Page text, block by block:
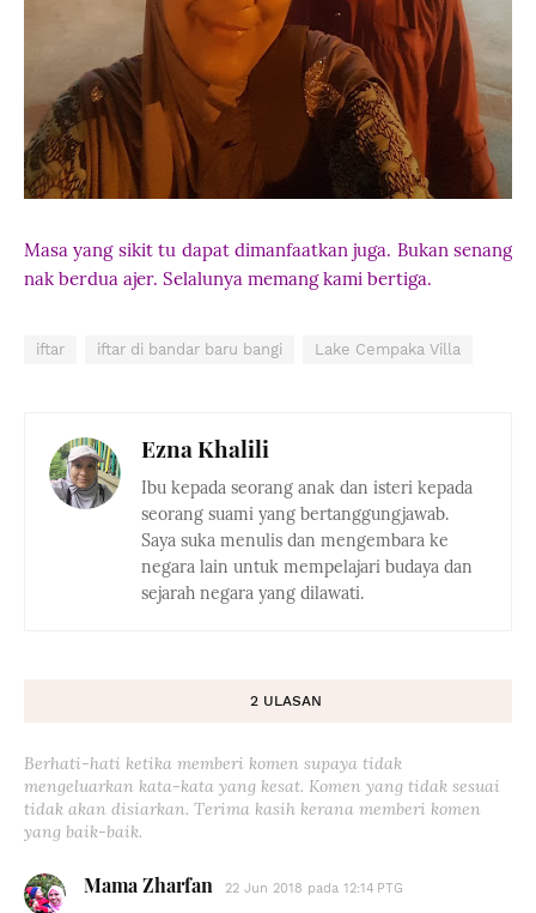
Masa yang sikit tu dapat dimanfaatkan juga. Bukan senang
nak berdua ajer. Selalunya memang kami bertiga.
iftar iftar di bandar baru bangi Lake Cempaka Villa
Ezna Khalili
Ibu kepada seorang anak dan isteri kepada
seorang suami yang bertanggungjawab.
Saya suka menulis dan mengembara ke
negara lain untuk mempelajari budaya dan
sejarah negara yang dilawati.
2 ULASAN
Berhati-hati ketika memberi komen supaya tidak
mengeluarkan kata-kata yang kesat. Komen yang tidak sesuai
tidak akan disiarkan. Terima kasih kerana memberi komen
yang baik-baik.
Mama Zharfan 22 Jun 2018 pada 12:14 PTG